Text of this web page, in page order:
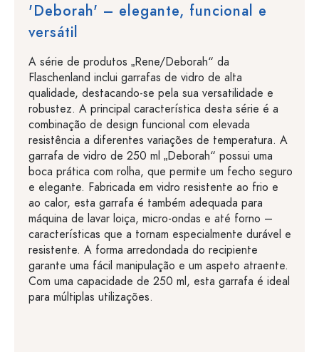
'Deborah' – elegante, funcional e
versátil
A série de produtos „Rene/Deborah“ da
Flaschenland inclui garrafas de vidro de alta
qualidade, destacando-se pela sua versatilidade e
robustez. A principal característica desta série é a
combinação de design funcional com elevada
resistência a diferentes variações de temperatura. A
garrafa de vidro de 250 ml „Deborah“ possui uma
boca prática com rolha, que permite um fecho seguro
e elegante. Fabricada em vidro resistente ao frio e
ao calor, esta garrafa é também adequada para
máquina de lavar loiça, micro-ondas e até forno –
características que a tornam especialmente durável e
resistente. A forma arredondada do recipiente
garante uma fácil manipulação e um aspeto atraente.
Com uma capacidade de 250 ml, esta garrafa é ideal
para múltiplas utilizações.